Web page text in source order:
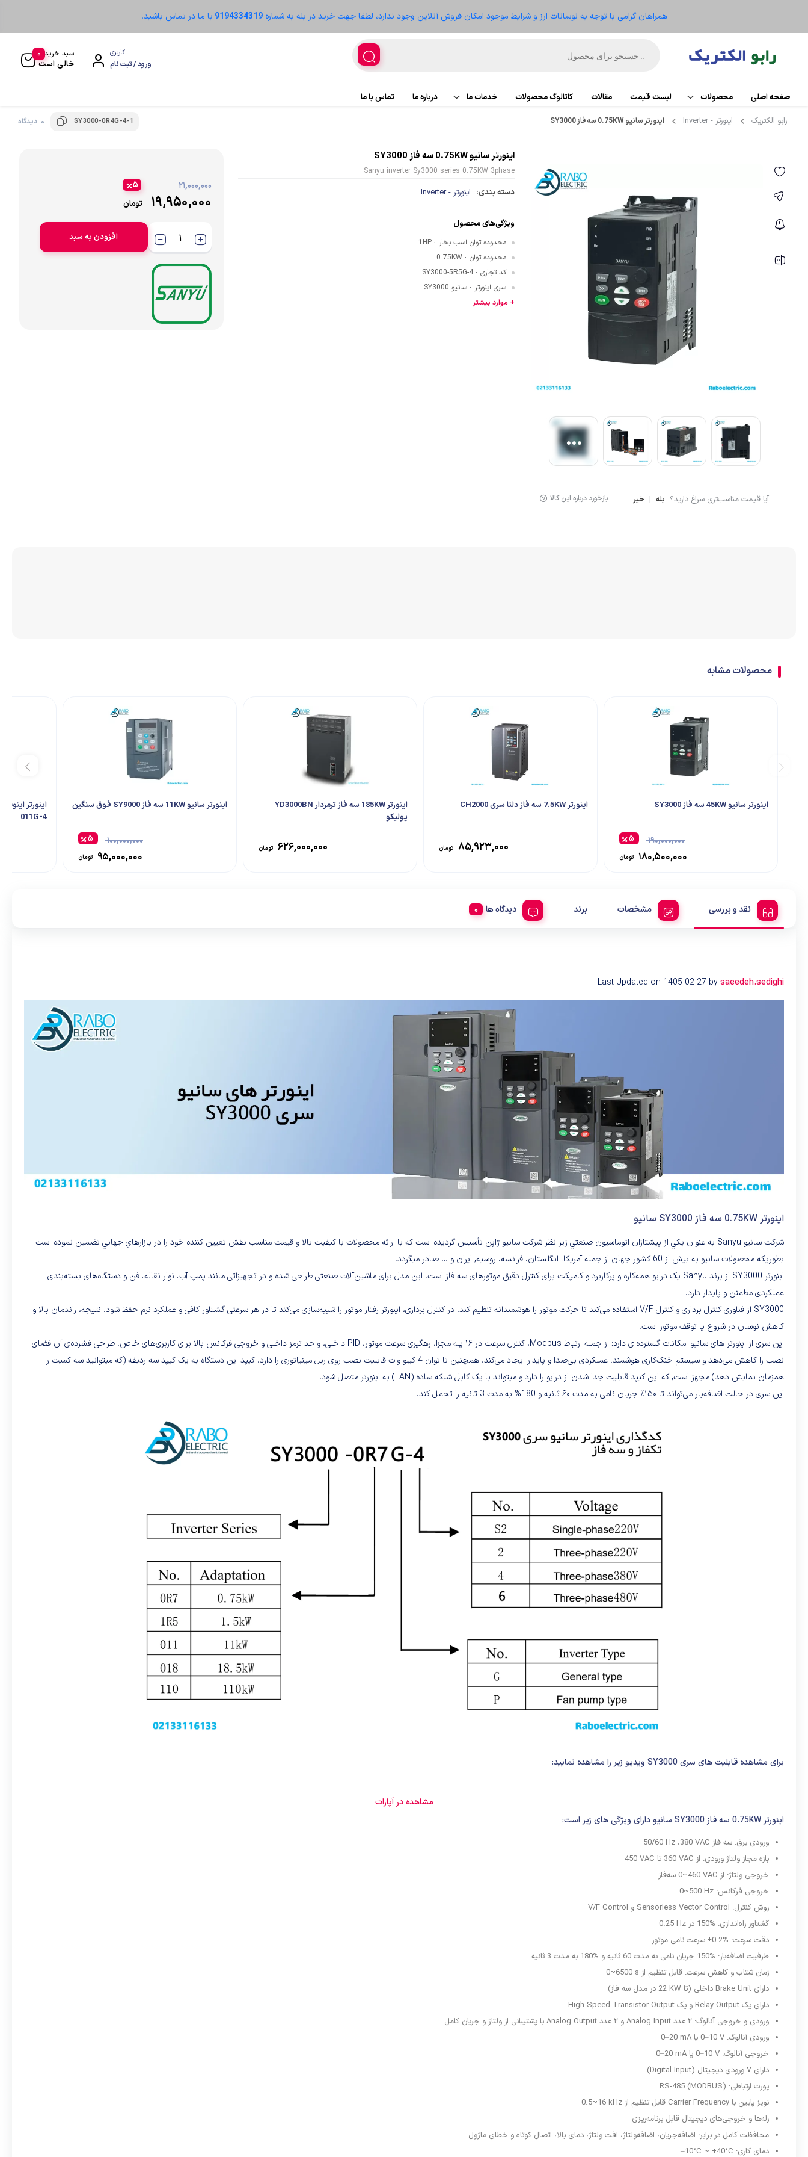
همراهان گرامی با توجه به نوسانات ارز و شرایط موجود امکان فروش آنلاین وجود ندارد، لطفا جهت خرید در بله به شماره9194334319 با ما در تماس باشید.
کاربری
ورود / ثبت نام
سبد خرید
خالی است
0
صفحه اصلی محصولات
اتوماسیون
ریموت IO
ابزار دقیق و ترانسمیتر
تجهیزات کنترلر
لوازم اندازه گیری
لیمیت سوئیچ
سنسور فشار
انکودر
کوپلینگ
لیست قیمت مقالات کاتالوگ محصولات خدمات ما
تعمیر تجهیزات
درباره ما
تماس با ما
رابو الکتریک
اینورتر - Inverter اینورتر سانیو 0.75KW سه فاز SY3000 SY3000-0R4G-4-1 0 دیدگاه
آیا قیمت مناسب‌تری سراغ دارید؟ بله | خیر بازخورد درباره این کالا
اینورتر سانیو 0.75KW سه فاز SY3000
Sanyu inverter Sy3000 series 0.75KW 3phase
دسته بندی: اینورتر - Inverter
ویژگی‌های محصول
محدوده توان اسب بخار :
1HP
محدوده توان :
0.75KW
کد تجاری :
SY3000-5R5G-4
سری اینورتر : سانیو SY3000
+ موارد بیشتر
۲۱,۰۰۰,۰۰۰
۱۹,۹۵۰,۰۰۰ تومان
۵
افزودن به سبد
محصولات مشابه
اینورتر سانیو 45KW سه فاز SY3000
۱۹۰,۰۰۰,۰۰۰
۱۸۰,۵۰۰,۰۰۰ تومان
۵
اینورتر 7.5KW سه فاز دلتا سری CH2000
۸۵,۹۲۳,۰۰۰ تومان
اینورتر 185KW سه فاز ترمزدار YD3000BN
یولیکو
۶۲۶,۰۰۰,۰۰۰ تومان
اینورتر سانیو 11KW سه فاز SY9000 فوق سنگین
۱۰۰,۰۰۰,۰۰۰
۹۵,۰۰۰,۰۰۰ تومان
۵
011G-4
نقد و بررسی مشخصات برند دیدگاه ها
Last Updated on 1405-02-27 bysaeedeh.sedighi
اینورتر 0.75KW سه فاز SY3000 سانیو
شرکت سانيو Sanyu به عنوان يکي از پيشتازان اتوماسيون صنعتي زیر نظر شرکت سانيو ژاپن تأسيس گرديده است که با ارائه محصولات با کيفيت بالا و قيمت مناسب نقش تعيين کننده خود را در بازارهاي جهاني تضمين نموده است
بطوريکه محصولات سانيو به بيش از 60 کشور جهان از جمله آمريکا، انگلستان، فرانسه، روسيه, ایران و … صادر مي­گردد.
اینورتر SY3000 از برند Sanyu یک درایو همه‌کاره و پرکاربرد و کامپکت برای کنترل دقیق موتورهای سه فاز است. این مدل برای ماشین‌آلات صنعتی طراحی شده و در تجهیزاتی مانند پمپ آب، نوار نقاله، فن و دستگاه‌های بسته‌بندی
عملکردی مطمئن و پایدار دارد.
SY3000 از فناوری کنترل برداری و کنترل V/F استفاده می‌کند تا حرکت موتور را هوشمندانه تنظیم کند. در کنترل برداری، اینورتر رفتار موتور را شبیه‌سازی می‌کند تا در هر سرعتی گشتاور کافی و عملکرد نرم حفظ شود. نتیجه، راندمان بالا و
کاهش نوسان در شروع یا توقف موتور است.
این سری از اینورتر های سانیو امکانات گسترده‌ای دارد؛ از جمله ارتباط Modbus، کنترل سرعت در ۱۶ پله مجزا، رهگیری سرعت موتور، PID داخلی، واحد ترمز داخلی و خروجی فرکانس بالا برای کاربری‌های خاص. طراحی فشرده‌ی آن فضای
نصب را کاهش می‌دهد و سیستم خنک‌کاری هوشمند، عملکردی بی‌صدا و پایدار ایجاد می‌کند. همچنین تا توان 4 کیلو وات قابلیت نصب روی ریل مینیاتوری را دارد. کیپد این دستگاه به یک کیپد سه ردیفه (که میتوانید سه کمیت را
همزمان نمایش دهد) مجهز است, که این کیپد قابلیت جدا شدن از درایو را دارد و میتواند با یک کابل شبکه ساده (LAN) به اینورتر متصل شود.
این سری در حالت اضافه‌بار می‌تواند تا ۱۵۰٪ جریان نامی به مدت ۶۰ ثانیه و 180% به مدت 3 ثانیه را تحمل کند.
برای مشاهده قابلیت های سری SY3000 ویدیو زیر را مشاهده نمایید:
مشاهده در آپارات
اینورتر 0.75KW سه فاز SY3000 سانیو دارای ویژگی های زیر است:
ورودی برق: سه فاز 380 VAC، 50/60 Hz
بازه مجاز ولتاژ ورودی: از 360 VAC تا 450 VAC
خروجی ولتاژ: از 0~460 VAC سه‌فاز
خروجی فرکانس: 0~500 Hz
روش کنترل: Sensorless Vector Control و V/F Control
گشتاور راه‌اندازی: 150% در 0.25 Hz
دقت سرعت: ±0.2% سرعت نامی موتور
ظرفیت اضافه‌بار: 150% جریان نامی به مدت 60 ثانیه و 180% به مدت 3 ثانیه
زمان شتاب و کاهش سرعت: قابل تنظیم از 0~6500 s
دارای Brake Unit داخلی (تا 22 KW در مدل سه فاز)
دارای یک Relay Output و یک High-Speed Transistor Output
ورودی و خروجی آنالوگ: ۲ عدد
Analog Input و ۲ عدد Analog Output با پشتیبانی از ولتاژ و جریان کامل
ورودی آنالوگ: 0–10 V یا 0–20 mA
خروجی آنالوگ: 0–10 V یا 0–20 mA
دارای ۷ ورودی دیجیتال
(Digital Input)
پورت ارتباطی: RS-485 (MODBUS)
نویز پایین با Carrier Frequency قابل تنظیم از 0.5~16 kHz
رله‌ها و خروجی‌های دیجیتال قابل برنامه‌ریزی
محافظت کامل در برابر: اضافه‌جریان، اضافه‌ولتاژ، افت ولتاژ، دمای بالا، اتصال کوتاه و خطای ماژول
دمای کاری: –10°C ~ +40°C